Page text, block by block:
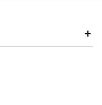
+